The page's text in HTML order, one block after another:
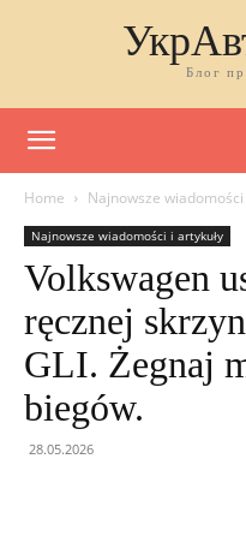
Блог
Home Najnowsze wiadomości
Najnowsze wiadomości i artykuły
Volkswagen
ręcznej
GLI. Żegnaj
biegów.
28.05.2026